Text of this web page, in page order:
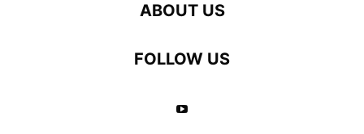
ABOUT US
FOLLOW US